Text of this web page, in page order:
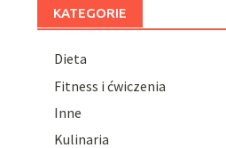
KATEGORIE
Dieta
Fitness i ćwiczenia
Inne
Kulinaria